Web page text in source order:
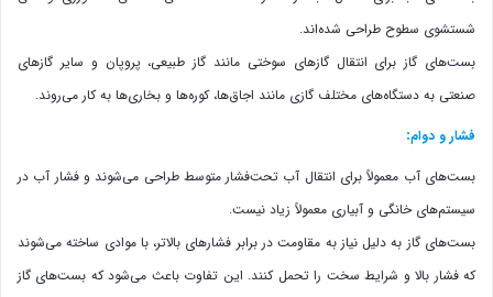
شستشوی سطوح طراحی شده‌اند.
بست‌های گاز برای انتقال گازهای سوختی مانند گاز طبیعی، پروپان و سایر گازهای
صنعتی به دستگاه‌های مختلف گازی مانند اجاق‌ها، کوره‌ها و بخاری‌ها به کار می‌روند.
فشار و دوام:
بست‌های آب معمولاً برای انتقال آب تحت‌فشار متوسط طراحی می‌شوند و فشار آب در
سیستم‌های خانگی و آبیاری معمولاً زیاد نیست.
بست‌های گاز به دلیل نیاز به مقاومت در برابر فشارهای بالاتر، با موادی ساخته می‌شوند
که فشار بالا و شرایط سخت را تحمل کنند. این تفاوت باعث می‌شود که بست‌های گاز